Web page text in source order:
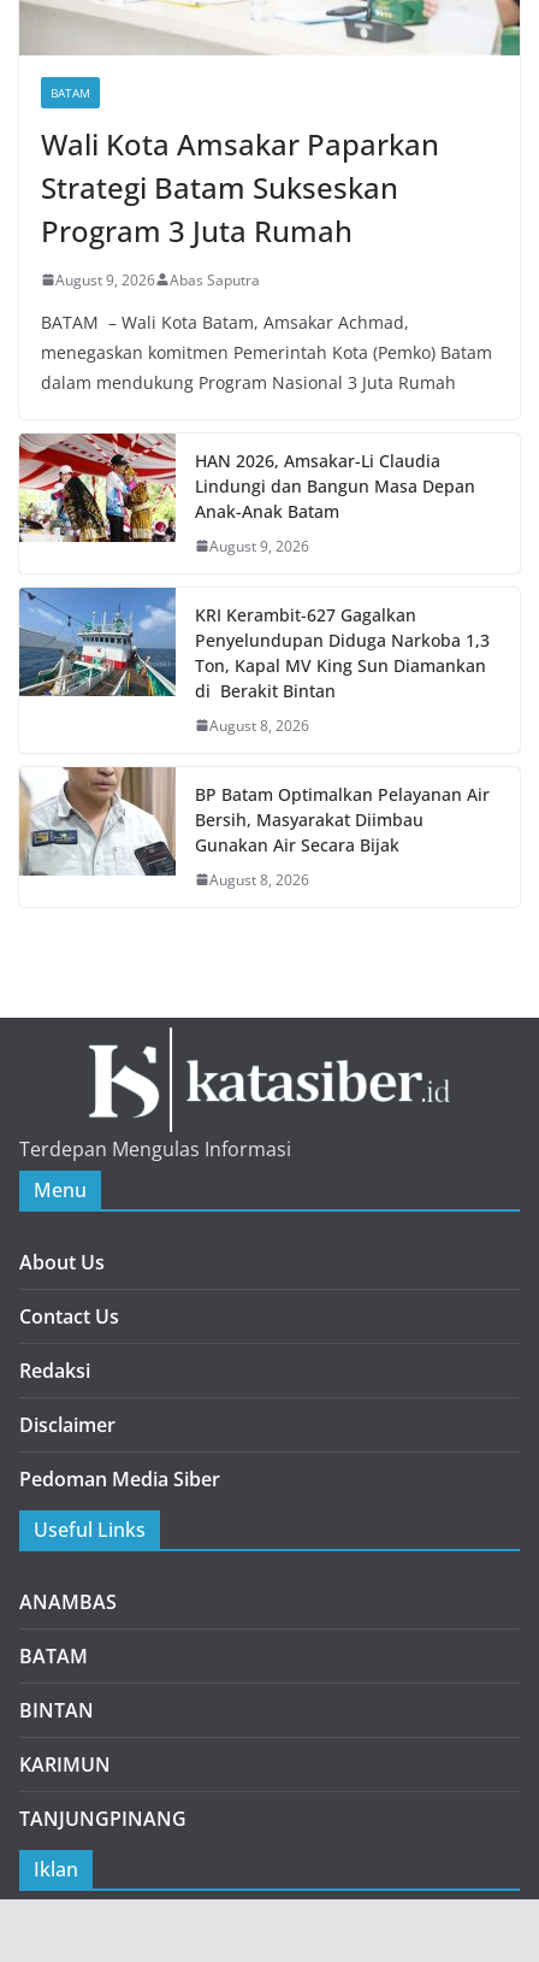
BATAM
Wali Kota Amsakar Paparkan
Strategi Batam Sukseskan
Program 3 Juta Rumah
August 9, 2026 Abas Saputra
BATAM – Wali Kota Batam, Amsakar Achmad,
menegaskan komitmen Pemerintah Kota (Pemko) Batam
dalam mendukung Program Nasional 3 Juta Rumah
HAN 2026, Amsakar-Li Claudia
Lindungi dan Bangun Masa Depan
Anak-Anak Batam
August 9, 2026
KRI Kerambit-627 Gagalkan
Penyelundupan Diduga Narkoba 1,3
Ton, Kapal MV King Sun Diamankan
di Berakit Bintan
August 8, 2026
BP Batam Optimalkan Pelayanan Air
Bersih, Masyarakat Diimbau
Gunakan Air Secara Bijak
August 8, 2026
Terdepan Mengulas Informasi
Menu
About Us
Contact Us
Redaksi
Disclaimer
Pedoman Media Siber
Useful Links
ANAMBAS
BATAM
BINTAN
KARIMUN
TANJUNGPINANG
Iklan